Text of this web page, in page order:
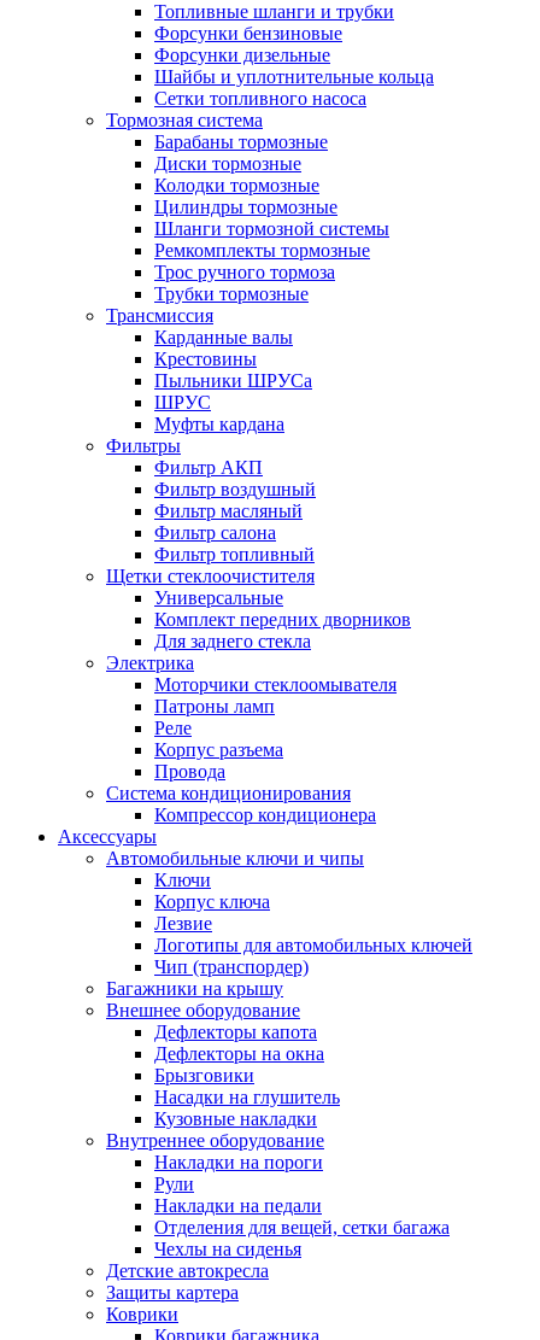
Топливные шланги и трубки
Форсунки бензиновые
Форсунки дизельные
Шайбы и уплотнительные кольца
Сетки топливного насоса
Тормозная система
Барабаны тормозные
Диски тормозные
Колодки тормозные
Цилиндры тормозные
Шланги тормозной системы
Ремкомплекты тормозные
Трос ручного тормоза
Трубки тормозные
Трансмиссия
Карданные валы
Крестовины
Пыльники ШРУСа
ШРУС
Муфты кардана
Фильтры
Фильтр АКП
Фильтр воздушный
Фильтр масляный
Фильтр салона
Фильтр топливный
Щетки стеклоочистителя
Универсальные
Комплект передних дворников
Для заднего стекла
Электрика
Моторчики стеклоомывателя
Патроны ламп
Реле
Корпус разъема
Провода
Система кондиционирования
Компрессор кондиционера
Аксессуары
Автомобильные ключи и чипы
Ключи
Корпус ключа
Лезвие
Логотипы для автомобильных ключей
Чип (транспордер)
Багажники на крышу
Внешнее оборудование
Дефлекторы капота
Дефлекторы на окна
Брызговики
Насадки на глушитель
Кузовные накладки
Внутреннее оборудование
Накладки на пороги
Рули
Накладки на педали
Отделения для вещей, сетки багажа
Чехлы на сиденья
Детские автокресла
Защиты картера
Коврики
Коврики багажника